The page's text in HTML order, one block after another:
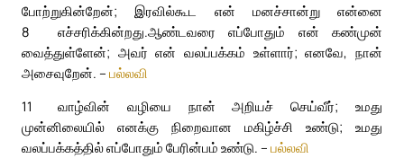
போற்றுகின்றேன்; இரவில்கூட என் மனச்சான்று என்னை
எச்சரிக்கின்றது.
8
ஆண்டவரை எப்போதும் என் கண்முன்
வைத்துள்ளேன்; அவர் என் வலப்பக்கம் உள்ளார்; எனவே, நான்
அசைவுறேன். – பல்லவி
11
வாழ்வின் வழியை நான் அறியச் செய்வீர்; உமது
முன்னிலையில் எனக்கு நிறைவான மகிழ்ச்சி உண்டு; உமது
வலப்பக்கத்தில் எப்போதும் பேரின்பம் உண்டு. – பல்லவி